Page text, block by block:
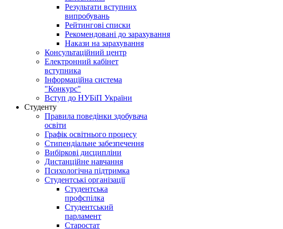
Результати вступних
випробувань
Рейтингові списки
Рекомендовані до зарахування
Накази на зарахування
Консультаційний центр
Електронний кабінет
вступника
Інформаційна система
"Конкурс"
Вступ до НУБіП України
Студенту
Правила поведінки здобувача
освіти
Графік освітнього процесу
Стипендіальне забезпечення
Вибіркові дисципліни
Дистанційне навчання
Психологічна підтримка
Студентські організації
Студентська
профспілка
Студентський
парламент
Старостат